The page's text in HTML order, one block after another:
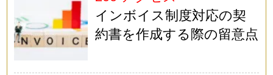
インボイス制度対応の契
約書を作成する際の留意点